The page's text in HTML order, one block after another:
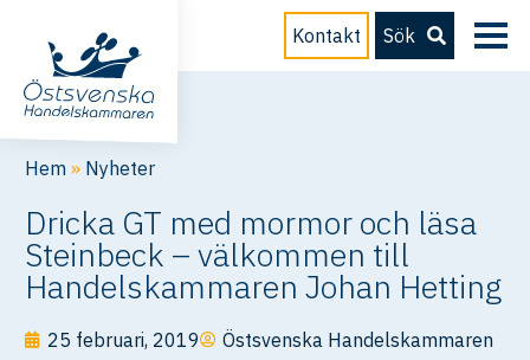
Kontakt Sök
Hem » Nyheter
Dricka GT med mormor och läsa
Steinbeck – välkommen till
Handelskammaren Johan Hetting
25 februari, 2019 Östsvenska Handelskammaren